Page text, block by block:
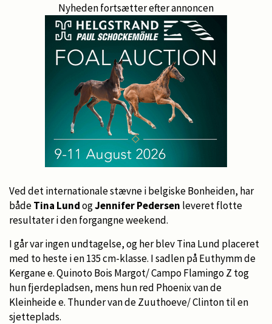
Nyheden fortsætter efter annoncen
Ved det internationale stævne i belgiske Bonheiden, har
bådeTina LundogJennifer Pedersen leveret flotte
resultater i den forgangne weekend.
I går var ingen undtagelse, og her blev Tina Lund placeret
med to heste i en 135 cm-klasse. I sadlen på Euthymm de
Kergane e. Quinoto Bois Margot/ Campo Flamingo Z tog
hun fjerdepladsen, mens hun red Phoenix van de
Kleinheide e. Thunder van de Zuuthoeve/ Clinton til en
sjetteplads.